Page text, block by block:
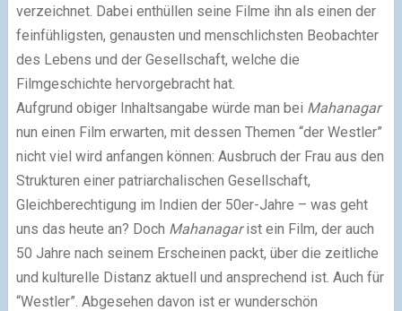
verzeichnet. Dabei enthüllen seine Filme ihn als einen der
feinfühligsten, genausten und menschlichsten Beobachter
des Lebens und der Gesellschaft, welche die
Filmgeschichte hervorgebracht hat.
Aufgrund obiger Inhaltsangabe würde man bei Mahanagar
nun einen Film erwarten, mit dessen Themen “der Westler”
nicht viel wird anfangen können: Ausbruch der Frau aus den
Strukturen einer patriarchalischen Gesellschaft,
Gleichberechtigung im Indien der 50er-Jahre – was geht
uns das heute an? Doch Mahanagarist ein Film, der auch
50 Jahre nach seinem Erscheinen packt, über die zeitliche
und kulturelle Distanz aktuell und ansprechend ist. Auch für
“Westler”. Abgesehen davon ist er wunderschön